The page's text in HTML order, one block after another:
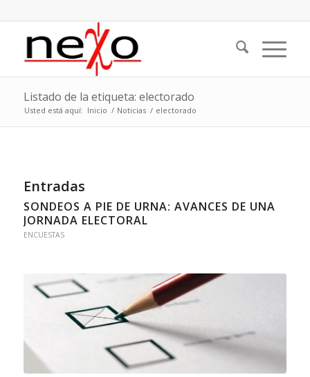
Listado de la etiqueta: electorado
Usted está aquí: Inicio / Noticias / electorado
Entradas
SONDEOS A PIE DE URNA: AVANCES DE UNA
JORNADA ELECTORAL
ENCUESTAS